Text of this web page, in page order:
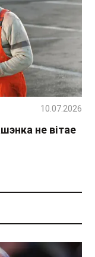
не вітае
10.07.2026